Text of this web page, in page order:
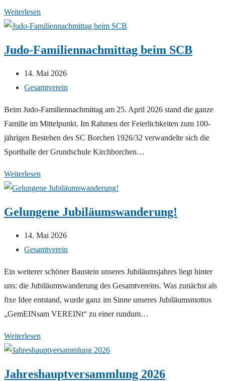
Weiterlesen
12.
Schüler-
Judo-Familiennachmittag beim SCB
Beitrag
veröffentlicht:
14. Mai 2026
Beitrags-
Gesamtverein
Beim Judo-Familiennachmittag am 25. April 2026 stand die ganze
Familie im Mittelpunkt. Im Rahmen der Feierlichkeiten zum 100-
jährigen Bestehen des SC Borchen 1926/32 verwandelte sich die
Sporthalle der Grundschule Kirchborchen…
Weiterlesen
Familiennachmittag
SCB
Gelungene Jubiläumswanderung!
Beitrag
veröffentlicht:
14. Mai 2026
Beitrags-
Gesamtverein
Ein weiterer schöner Baustein unseres Jubiläumsjahres liegt hinter
uns: die Jubiläumswanderung des Gesamtvereins. Was zunächst als
fixe Idee entstand, wurde ganz im Sinne unseres Jubiläumsmottos
„GemEINsam VEREINt“ zu einer rundum…
Weiterlesen
Jubiläumswanderung!
Jahreshauptversammlung 2026